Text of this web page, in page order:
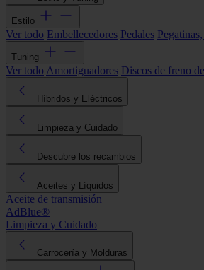
Estilo
Ver todo Embellecedores Pedales
Tuning
Ver todo Amortiguadores Discos de freno
Híbridos y Eléctricos
Limpieza y Cuidado
Descubre los recambios
Aceites y Líquidos
Aceite de transmisión
AdBlue®
Limpieza y Cuidado
Carrocería y Molduras